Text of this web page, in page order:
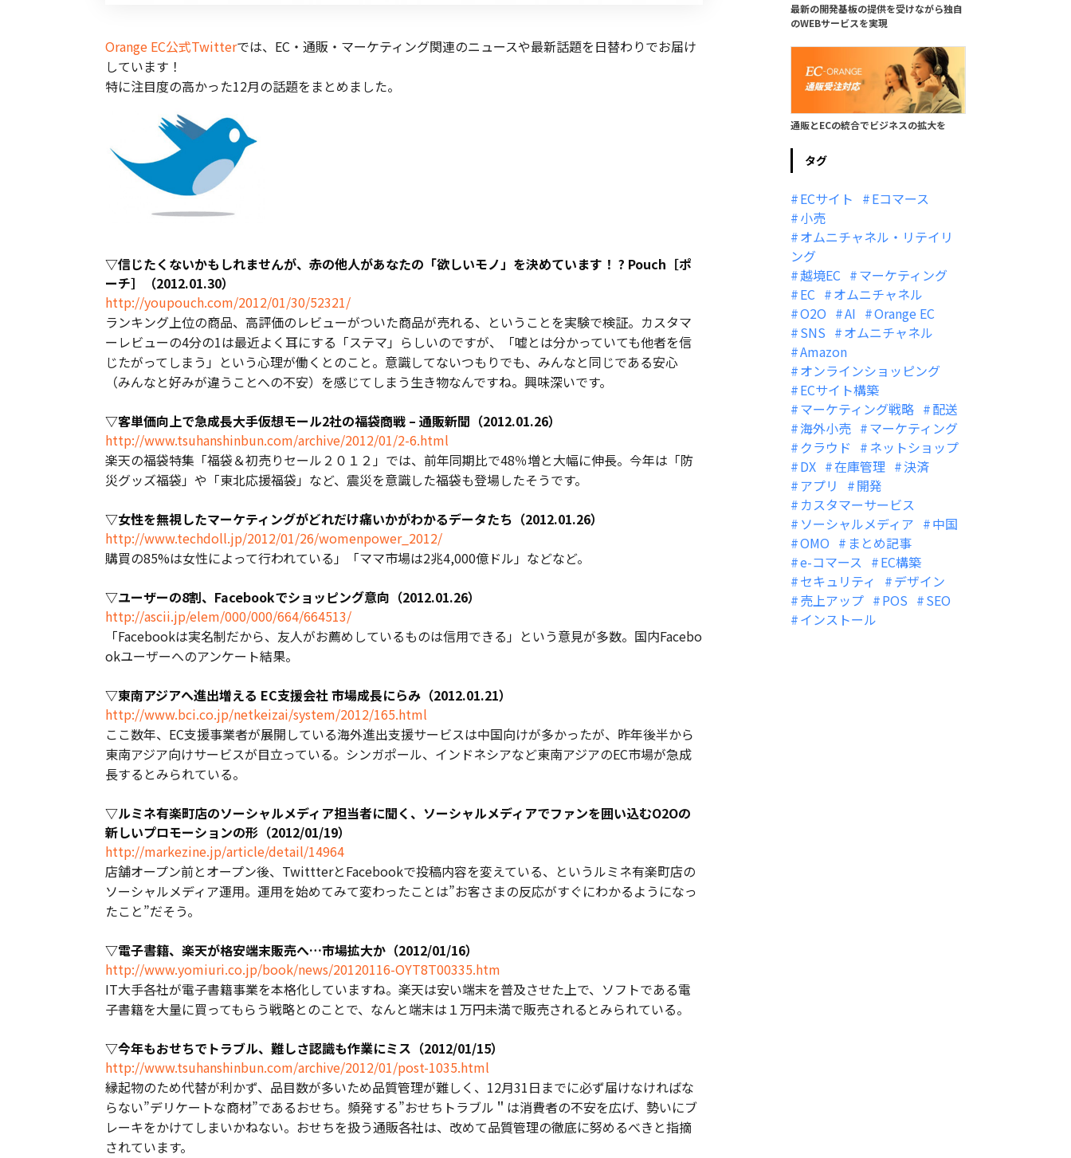
Orange EC公式Twitterでは、EC・通販・マーケティング関連のニュースや最新話題を日替わりでお届け
しています！
特に注目度の高かった12月の話題をまとめました。
▽信じたくないかもしれませんが、赤の他人があなたの「欲しいモノ」を決めています！ ? Pouch［ポ
ーチ］（2012.01.30）
http://youpouch.com/2012/01/30/52321/
ランキング上位の商品、高評価のレビューがついた商品が売れる、ということを実験で検証。カスタマ
ーレビューの4分の1は最近よく耳にする「ステマ」らしいのですが、「嘘とは分かっていても他者を信
じたがってしまう」という心理が働くとのこと。意識してないつもりでも、みんなと同じである安心
（みんなと好みが違うことへの不安）を感じてしまう生き物なんですね。興味深いです。
▽客単価向上で急成長――大手仮想モール2社の福袋商戦 – 通販新聞（2012.01.26）
http://www.tsuhanshinbun.com/archive/2012/01/2-6.html
楽天の福袋特集「福袋＆初売りセール２０１２」では、前年同期比で48％増と大幅に伸長。今年は「防
災グッズ福袋」や「東北応援福袋」など、震災を意識した福袋も登場したそうです。
▽女性を無視したマーケティングがどれだけ痛いかがわかるデータたち（2012.01.26）
http://www.techdoll.jp/2012/01/26/womenpower_2012/
購買の85%は女性によって行われている」「ママ市場は2兆4,000億ドル」などなど。
▽ユーザーの8割、Facebookでショッピング意向（2012.01.26）
http://ascii.jp/elem/000/000/664/664513/
「Facebookは実名制だから、友人がお薦めしているものは信用できる」という意見が多数。国内Facebo
okユーザーへのアンケート結果。
▽東南アジアへ進出増える EC支援会社 市場成長にらみ（2012.01.21）
http://www.bci.co.jp/netkeizai/system/2012/165.html
ここ数年、EC支援事業者が展開している海外進出支援サービスは中国向けが多かったが、昨年後半から
東南アジア向けサービスが目立っている。シンガポール、インドネシアなど東南アジアのEC市場が急成
長するとみられている。
▽ルミネ有楽町店のソーシャルメディア担当者に聞く、ソーシャルメディアでファンを囲い込むO2Oの
新しいプロモーションの形（2012/01/19）
http://markezine.jp/article/detail/14964
店舗オープン前とオープン後、TwittterとFacebookで投稿内容を変えている、というルミネ有楽町店の
ソーシャルメディア運用。運用を始めてみて変わったことは”お客さまの反応がすぐにわかるようになっ
たこと”だそう。
▽電子書籍、楽天が格安端末販売へ…市場拡大か（2012/01/16）
http://www.yomiuri.co.jp/book/news/20120116-OYT8T00335.htm
IT大手各社が電子書籍事業を本格化していますね。楽天は安い端末を普及させた上で、ソフトである電
子書籍を大量に買ってもらう戦略とのことで、なんと端末は１万円未満で販売されるとみられている。
▽今年もおせちでトラブル、難しさ認識も作業にミス（2012/01/15）
http://www.tsuhanshinbun.com/archive/2012/01/post-1035.html
縁起物のため代替が利かず、品目数が多いため品質管理が難しく、12月31日までに必ず届けなければな
らない”デリケートな商材”であるおせち。頻発する”おせちトラブル＂は消費者の不安を広げ、勢いにブ
レーキをかけてしまいかねない。おせちを扱う通販各社は、改めて品質管理の徹底に努めるべきと指摘
されています。
最新の開発基板の提供を受けながら独自
のWEBサービスを実現
通販とECの統合でビジネスの拡大を
タグ
ECサイト
Eコマース
小売
オムニチャネル・リテイリ
ング
越境EC
マーケティング
EC
オムニチャネル
O2O
AI
Orange EC
SNS
オムニチャネル
Amazon
オンラインショッピング
ECサイト構築
マーケティング戦略
配送
海外小売
マーケティング
クラウド
ネットショップ
DX
在庫管理
決済
アプリ
開発
カスタマーサービス
ソーシャルメディア
中国
OMO
まとめ記事
e-コマース
EC構築
セキュリティ
デザイン
売上アップ
POS
SEO
インストール